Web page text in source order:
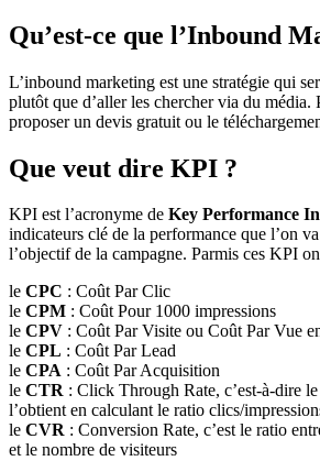
Qu’est-ce que l’Inbound
L’inbound marketing est une stratégie qui
plutôt que d’aller les chercher via du média.
proposer un devis gratuit ou le
Que veut dire KPI ?
KPI est l’acronyme de Key Performance
indicateurs clé de la performance que l’on
l’objectif de la campagne. Parmis ces KPI
le CPC : Coût Par Clic
le CPM : Coût Pour 1000 impressions
le CPV : Coût Par Visite ou Coût Par Vue
le CPL : Coût Par Lead
le CPA : Coût Par Acquisition
le CTR : Click Through Rate, c’est-à-dire
l’obtient en calculant le ratio clics/
le CVR : Conversion Rate, c’est le ratio
et le nombre de visiteurs